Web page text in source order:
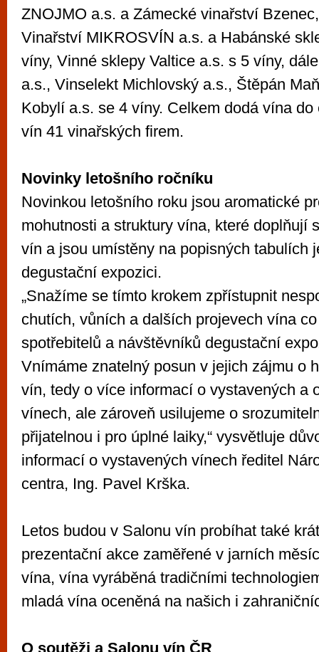
ZNOJMO a.s. a Zámecké vinařství
Vinařství MIKROSVÍN a.s. a Habánské
víny, Vinné sklepy Valtice a.s. s 5 víny,
a.s., Vinselekt Michlovský a.s., Štěpán
Kobylí a.s. se 4 víny. Celkem dodá vína
vín 41 vinařských firem.
Novinky letošního ročníku
Novinkou letošního roku jsou aromatické
mohutnosti a struktury vína, které doplňují
vín a jsou umístěny na popisných tabulích
degustační expozici.
„Snažíme se tímto krokem zpřístupnit
chutích, vůních a dalších projevech vína
spotřebitelů a návštěvníků degustační
Vnímáme znatelný posun v jejich zájmu o
vín, tedy o více informací o vystavených a
vínech, ale zároveň usilujeme o
přijatelnou i pro úplné laiky,“ vysvětluje
informací o vystavených vínech ředitel
centra, Ing. Pavel Krška.
Letos budou v Salonu vín probíhat také
prezentační akce zaměřené v jarních
vína, vína vyráběná tradičními
mladá vína oceněná na našich i
O soutěži a Salonu vín ČR